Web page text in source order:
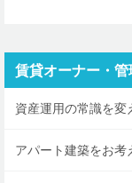
賃貸オーナー・
資産運用の常識を変
アパート建築をお考